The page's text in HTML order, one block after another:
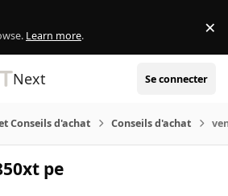
Learn more. ×
Next Se connecter
Conseils d'achat Conseils d'achat
pe